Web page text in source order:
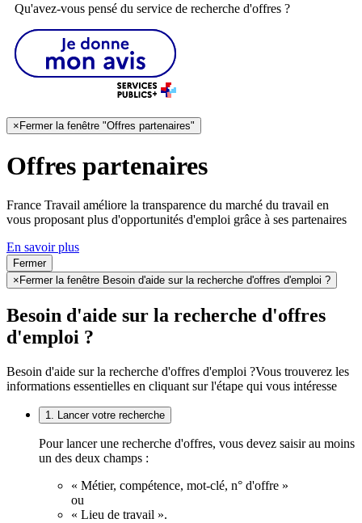
Qu'avez-vous pensé du service de recherche d'offres ?
×Fermer la fenêtre "Offres partenaires"
Offres partenaires
France Travail améliore la transparence du marché du travail en
vous proposant plus d'opportunités d'emploi grâce à ses partenaires
En savoir plus
Fermer
× Fermer la fenêtre Besoin d'aide sur la recherche d'offres d'emploi ?
Besoin d'aide sur la recherche d'offres
d'emploi ?
Besoin d'aide sur la recherche d'offres d'emploi ?Vous trouverez les
informations essentielles en cliquant sur l'étape qui vous intéresse
1. Lancer votre recherche
Pour lancer une recherche d'offres, vous devez saisir au moins
un des deux champs :
« Métier, compétence, mot-clé, n° d'offre »
ou
« Lieu de travail ».